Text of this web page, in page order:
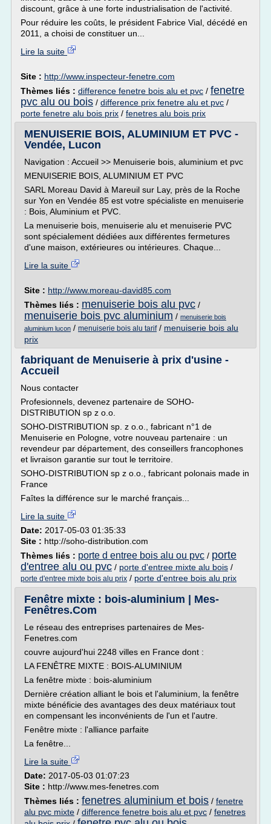
discount, grâce à une forte industrialisation de l'activité.
Pour réduire les coûts, le président Fabrice Vial, décédé en
2011, a choisi de constituer un...
Lire la suite
Site : http://www.inspecteur-fenetre.com
Thèmes liés : difference fenetre bois alu et pvc / fenetre
pvc alu ou bois / difference prix fenetre alu et pvc /
porte fenetre alu bois prix / fenetres alu bois prix
MENUISERIE BOIS, ALUMINIUM ET PVC -
Vendée, Lucon
Navigation : Accueil >> Menuiserie bois, aluminium et pvc
MENUISERIE BOIS, ALUMINIUM ET PVC
SARL Moreau David à Mareuil sur Lay, près de la Roche
sur Yon en Vendée 85 est votre spécialiste en menuiserie
: Bois, Aluminium et PVC.
La menuiserie bois, menuiserie alu et menuiserie PVC
sont spécialement dédiées aux différentes fermetures
d'une maison, extérieures ou intérieures. Chaque...
Lire la suite
Site : http://www.moreau-david85.com
Thèmes liés : menuiserie bois alu pvc /
menuiserie bois pvc aluminium / menuiserie bois
aluminium lucon / menuiserie bois alu tarif/ menuiserie bois alu
prix
fabriquant de Menuiserie à prix d'usine -
Accueil
Nous contacter
Profesionnels, devenez partenaire de SOHO-
DISTRIBUTION sp z o.o.
SOHO-DISTRIBUTION sp. z o.o., fabricant n°1 de
Menuiserie en Pologne, votre nouveau partenaire : un
revendeur par département, des conseillers francophones
et livraison garantie sur tout le territoire.
SOHO-DISTRIBUTION sp z o.o., fabricant polonais made in
France
Faîtes la différence sur le marché français...
Lire la suite
Date: 2017-05-03 01:35:33
Site : http://soho-distribution.com
Thèmes liés : porte d entree bois alu ou pvc / porte
d'entree alu ou pvc / porte d'entree mixte alu bois /
porte d'entree mixte bois alu prix / porte d'entree bois alu prix
Fenêtre mixte : bois-aluminium | Mes-
Fenêtres.Com
Le réseau des entreprises partenaires de Mes-
Fenetres.com
couvre aujourd'hui 2248 villes en France dont :
LA FENÊTRE MIXTE : BOIS-ALUMINIUM
La fenêtre mixte : bois-aluminium
Dernière création alliant le bois et l'aluminium, la fenêtre
mixte bénéficie des avantages des deux matériaux tout
en compensant les inconvénients de l'un et l'autre.
Fenêtre mixte : l'alliance parfaite
La fenêtre...
Lire la suite
Date: 2017-05-03 01:07:23
Site : http://www.mes-fenetres.com
Thèmes liés : fenetres aluminium et bois / fenetre
alu pvc mixte / difference fenetre bois alu et pvc / fenetres